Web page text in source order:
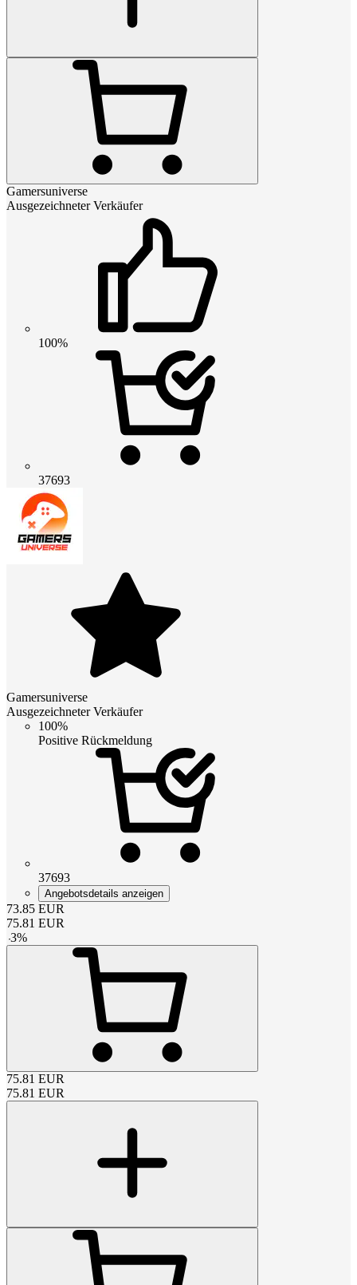
Gamersuniverse
Ausgezeichneter Verkäufer
100%
37693
Gamersuniverse
Ausgezeichneter Verkäufer
100%
Positive Rückmeldung
37693
Angebotsdetails anzeigen
73.85 EUR
75.81 EUR
-3%
75.81 EUR
75.81 EUR